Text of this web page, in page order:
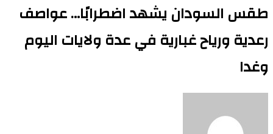
طقس السودان يشهد اضطرابًا… عواصف
رعدية ورياح غبارية في عدة ولايات اليوم
وغدا